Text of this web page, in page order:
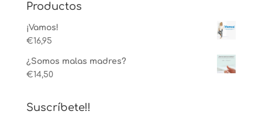
Productos
¡Vamos!
€16,95
¿Somos malas madres?
€14,50
Suscríbete!!